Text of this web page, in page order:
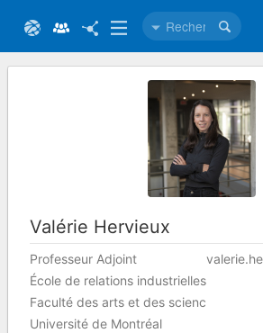
Valérie Hervieux
Professeur Adjoint
École de relations industrielles
Faculté des arts et des sciences
Université de Montréal